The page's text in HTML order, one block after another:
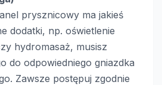
prysznicowy ma jakieś
dodatki, np. oświetlenie
hydromasaż, musisz
do odpowiedniego gniazdka
Zawsze postępuj zgodnie